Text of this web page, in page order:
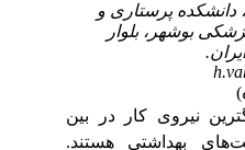
پرستاری و
بوشهر، بلوار
نیروی کار در بین
بهداشتی هستند.